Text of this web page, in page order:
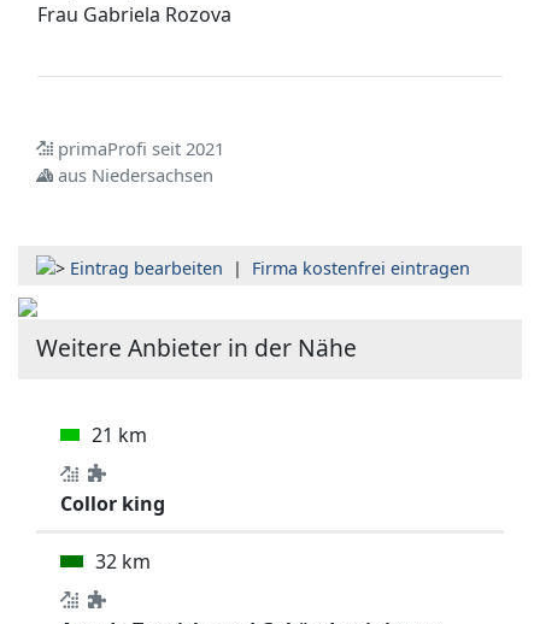
Frau Gabriela Rozova
primaProfi seit 2021
aus Niedersachsen
Eintrag bearbeiten | Firma kostenfrei eintragen
Weitere Anbieter in der Nähe
21 km
Collor king
32 km